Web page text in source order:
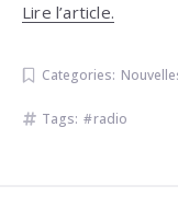
Lire l’article.
Categories:
Tags: radio